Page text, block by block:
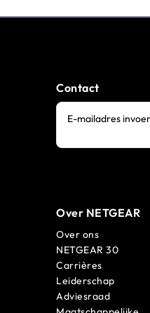
Contact
E-mailadres
Over NETGEAR
Over ons
NETGEAR 30
Carrières
Leiderschap
Adviesraad